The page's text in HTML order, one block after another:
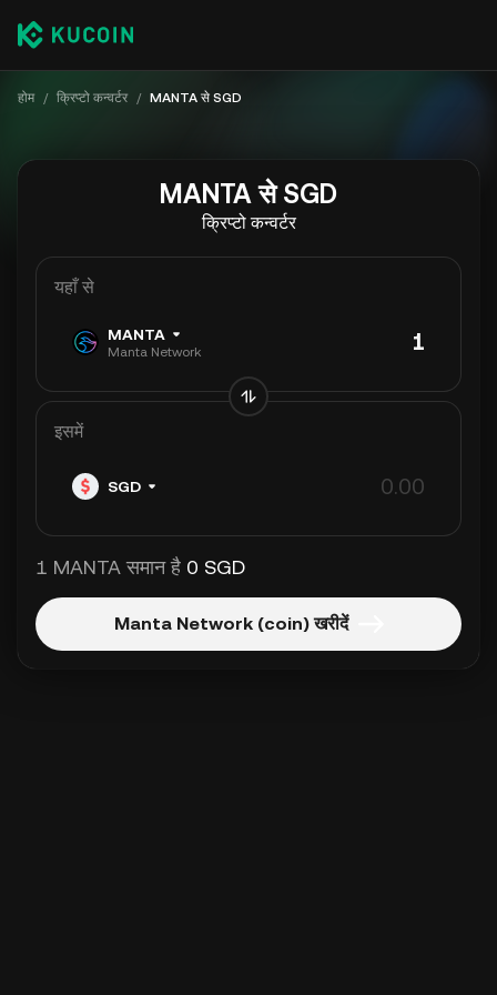
होम / क्रिप्टो कन्वर्टर / MANTA से SGD
MANTA से SGD
क्रिप्टो कन्वर्टर
यहाँ से
MANTA
Manta Network
इसमें
SGD
1 MANTA समान है 0 SGD
Manta Network (coin) खरीदें